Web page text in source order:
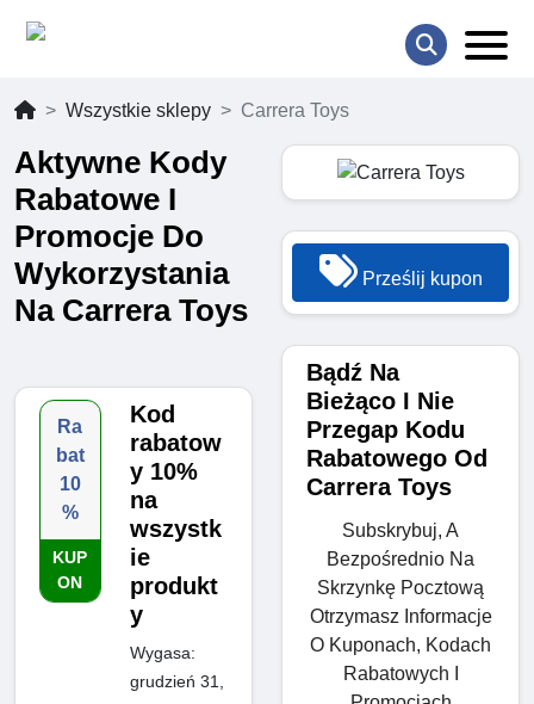
Wszystkie sklepy Carrera Toys
Aktywne Kody
Rabatowe I
Promocje Do
Wykorzystania
Na Carrera Toys
Ra
bat
10
%
KUP
ON
Kod
rabatow
y 10%
na
wszystk
ie
produkt
y
Wygasa:
grudzień 31,
Prześlij kupon
Bądź Na
Bieżąco I Nie
Przegap Kodu
Rabatowego Od
Carrera Toys
Subskrybuj, A
Bezpośrednio Na
Skrzynkę Pocztową
Otrzymasz Informacje
O Kuponach, Kodach
Rabatowych I